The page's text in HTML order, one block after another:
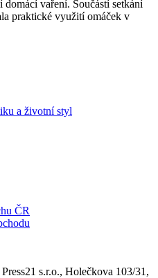
domácí vaření. Součástí setkání
praktické využití omáček v
s.r.o., Holečkova 103/31,